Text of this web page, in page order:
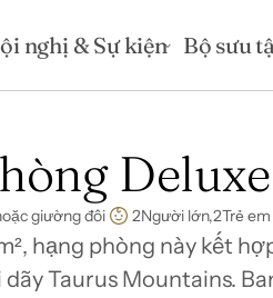
nghị & Sự kiện Bộ sưu
Deluxe
giường đôi 2Người lớn,2Trẻ em
hạng phòng này kết
Taurus Mountains.